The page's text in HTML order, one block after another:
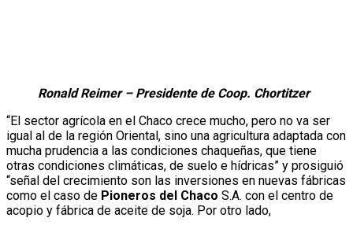
Ronald Reimer – Presidente de Coop. Chortitzer
“El sector agrícola en el Chaco crece mucho, pero no va ser
igual al de la región Oriental, sino una agricultura adaptada con
mucha prudencia a las condiciones chaqueñas, que tiene
otras condiciones climáticas, de suelo e hídricas” y prosiguió
“señal del crecimiento son las inversiones en nuevas fábricas
como el caso de Pioneros del Chaco S.A. con el centro de
acopio y fábrica de aceite de soja. Por otro lado,